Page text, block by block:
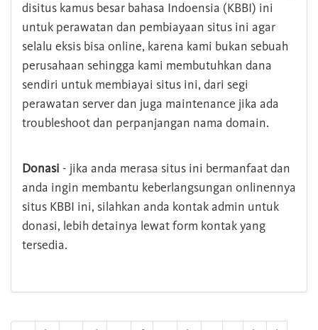
disitus kamus besar bahasa Indoensia (KBBI) ini
untuk perawatan dan pembiayaan situs ini agar
selalu eksis bisa online, karena kami bukan sebuah
perusahaan sehingga kami membutuhkan dana
sendiri untuk membiayai situs ini, dari segi
perawatan server dan juga maintenance jika ada
troubleshoot dan perpanjangan nama domain.
Donasi - jika anda merasa situs ini bermanfaat dan
anda ingin membantu keberlangsungan onlinennya
situs KBBI ini, silahkan anda kontak admin untuk
donasi, lebih detainya lewat form kontak yang
tersedia.